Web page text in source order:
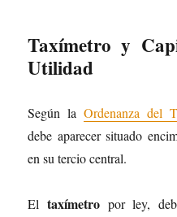
Taxímetro y
Utilidad
Según la Ordenanza del
debe aparecer situado
en su tercio central.
El taxímetro por ley,